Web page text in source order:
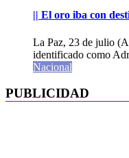
|| El oro iba con
La Paz, 23 de julio
identificado como
Nacional
PUBLICIDAD